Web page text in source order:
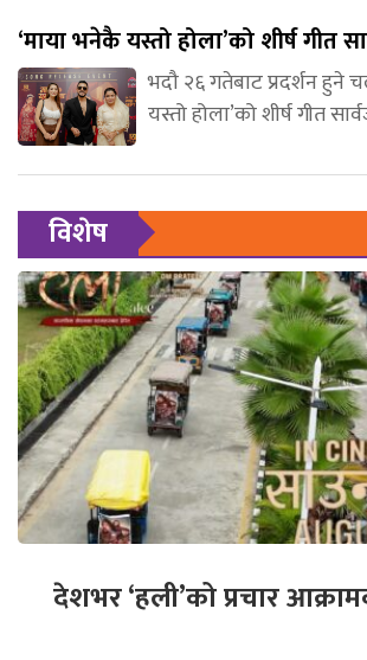
‘माया भनेकै यस्तो होला’को शीर्ष गीत
भदौ २६ गतेबाट प्रदर्शन हुने
यस्तो होला’को शीर्ष गीत
विशेष
देशभर ‘हली’को प्रचार